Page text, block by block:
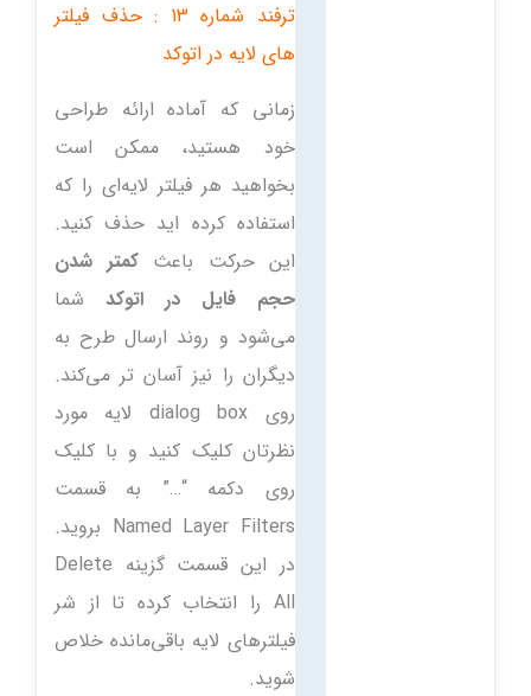
ترفند شماره 13 : حذف فیلتر
های لایه در اتوکد
زمانی که آماده ارائه طراحی
خود هستید، ممکن است
بخواهید هر فیلتر لایه‌ای را که
استفاده کرده اید حذف کنید.
این حرکت باعث کمتر شدن
حجم فایل در اتوکد شما
می‌شود و روند ارسال طرح به
دیگران را نیز آسان تر می‌کند.
روی dialog box لایه مورد
نظرتان کلیک کنید و با کلیک
روی دکمه “…” به قسمت
Named Layer Filters بروید.
در این قسمت گزینه Delete
All را انتخاب کرده تا از شر
فیلترهای لایه باقی‌مانده خلاص
شوید.